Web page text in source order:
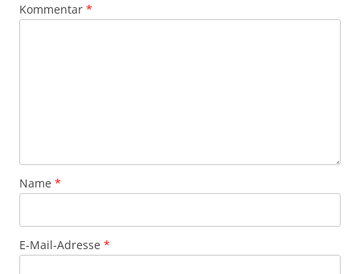
Kommentar *
Name *
E-Mail-Adresse *